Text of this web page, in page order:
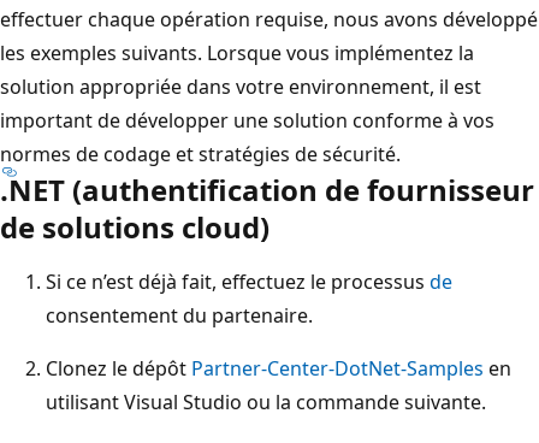
effectuer chaque opération requise, nous avons développé
les exemples suivants. Lorsque vous implémentez la
solution appropriée dans votre environnement, il est
important de développer une solution conforme à vos
normes de codage et stratégies de sécurité.
.NET (authentification de fournisseur
de solutions cloud)
Si ce n’est déjà fait, effectuez le processus de
consentement du partenaire.
Clonez le dépôt Partner-Center-DotNet-Samples en
utilisant Visual Studio ou la commande suivante.